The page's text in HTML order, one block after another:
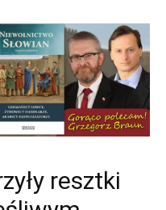
resztki